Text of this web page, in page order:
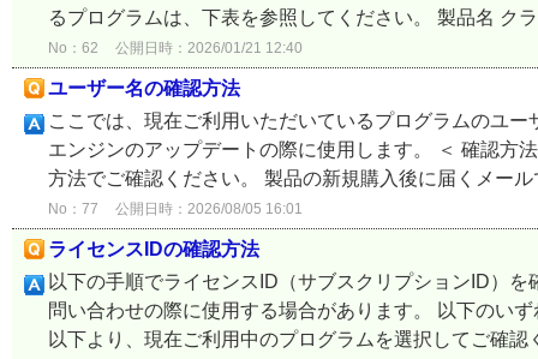
るプログラムは、下表を参照してください。 製品名 ク
No：62 公開日時：2026/01/21 12:40
ユーザー名の確認方法
ここでは、現在ご利用いただいているプログラムのユ
エンジンのアップデートの際に使用します。 ＜ 確認方
方法でご確認ください。 製品の新規購入後に届くメー
No：77 公開日時：2026/08/05 16:01
ライセンスIDの確認方法
以下の手順でライセンスID（サブスクリプションID）
問い合わせの際に使用する場合があります。 以下のい
以下より、現在ご利用中のプログラムを選択してご確認